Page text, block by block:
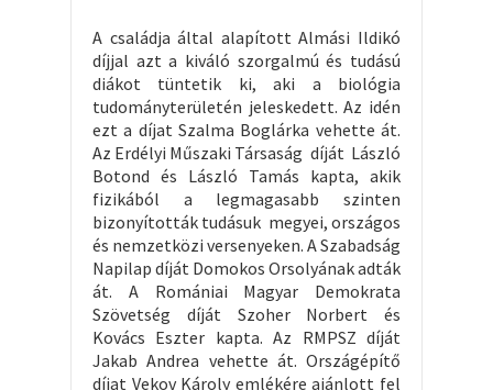
A családja által alapított Almási Ildikó
díjjal azt a kiváló szorgalmú és tudású
diákot tüntetik ki, aki a biológia
tudományterületén jeleskedett. Az idén
ezt a díjat Szalma Boglárka vehette át.
Az Erdélyi Műszaki Társaság díját László
Botond és László Tamás kapta, akik
fizikából a legmagasabb szinten
bizonyították tudásuk megyei, országos
és nemzetközi versenyeken. A Szabadság
Napilap díját Domokos Orsolyának adták
át. A Romániai Magyar Demokrata
Szövetség díját Szoher Norbert és
Kovács Eszter kapta. Az RMPSZ díját
Jakab Andrea vehette át. Országépítő
díjat Vekov Károly emlékére ajánlott fel